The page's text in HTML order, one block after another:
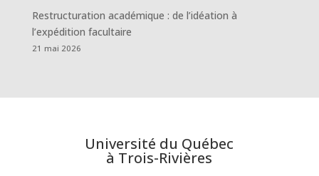
Restructuration académique : de l’idéation à
l’expédition facultaire
21 mai 2026
Université du Québec
à Trois-Rivières